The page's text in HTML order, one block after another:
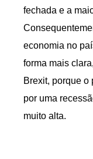
fechada e a
economia no
forma mais
Brexit, porque o
por uma
muito alta.